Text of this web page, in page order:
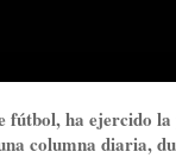
fútbol, ha ejercido
columna diaria,